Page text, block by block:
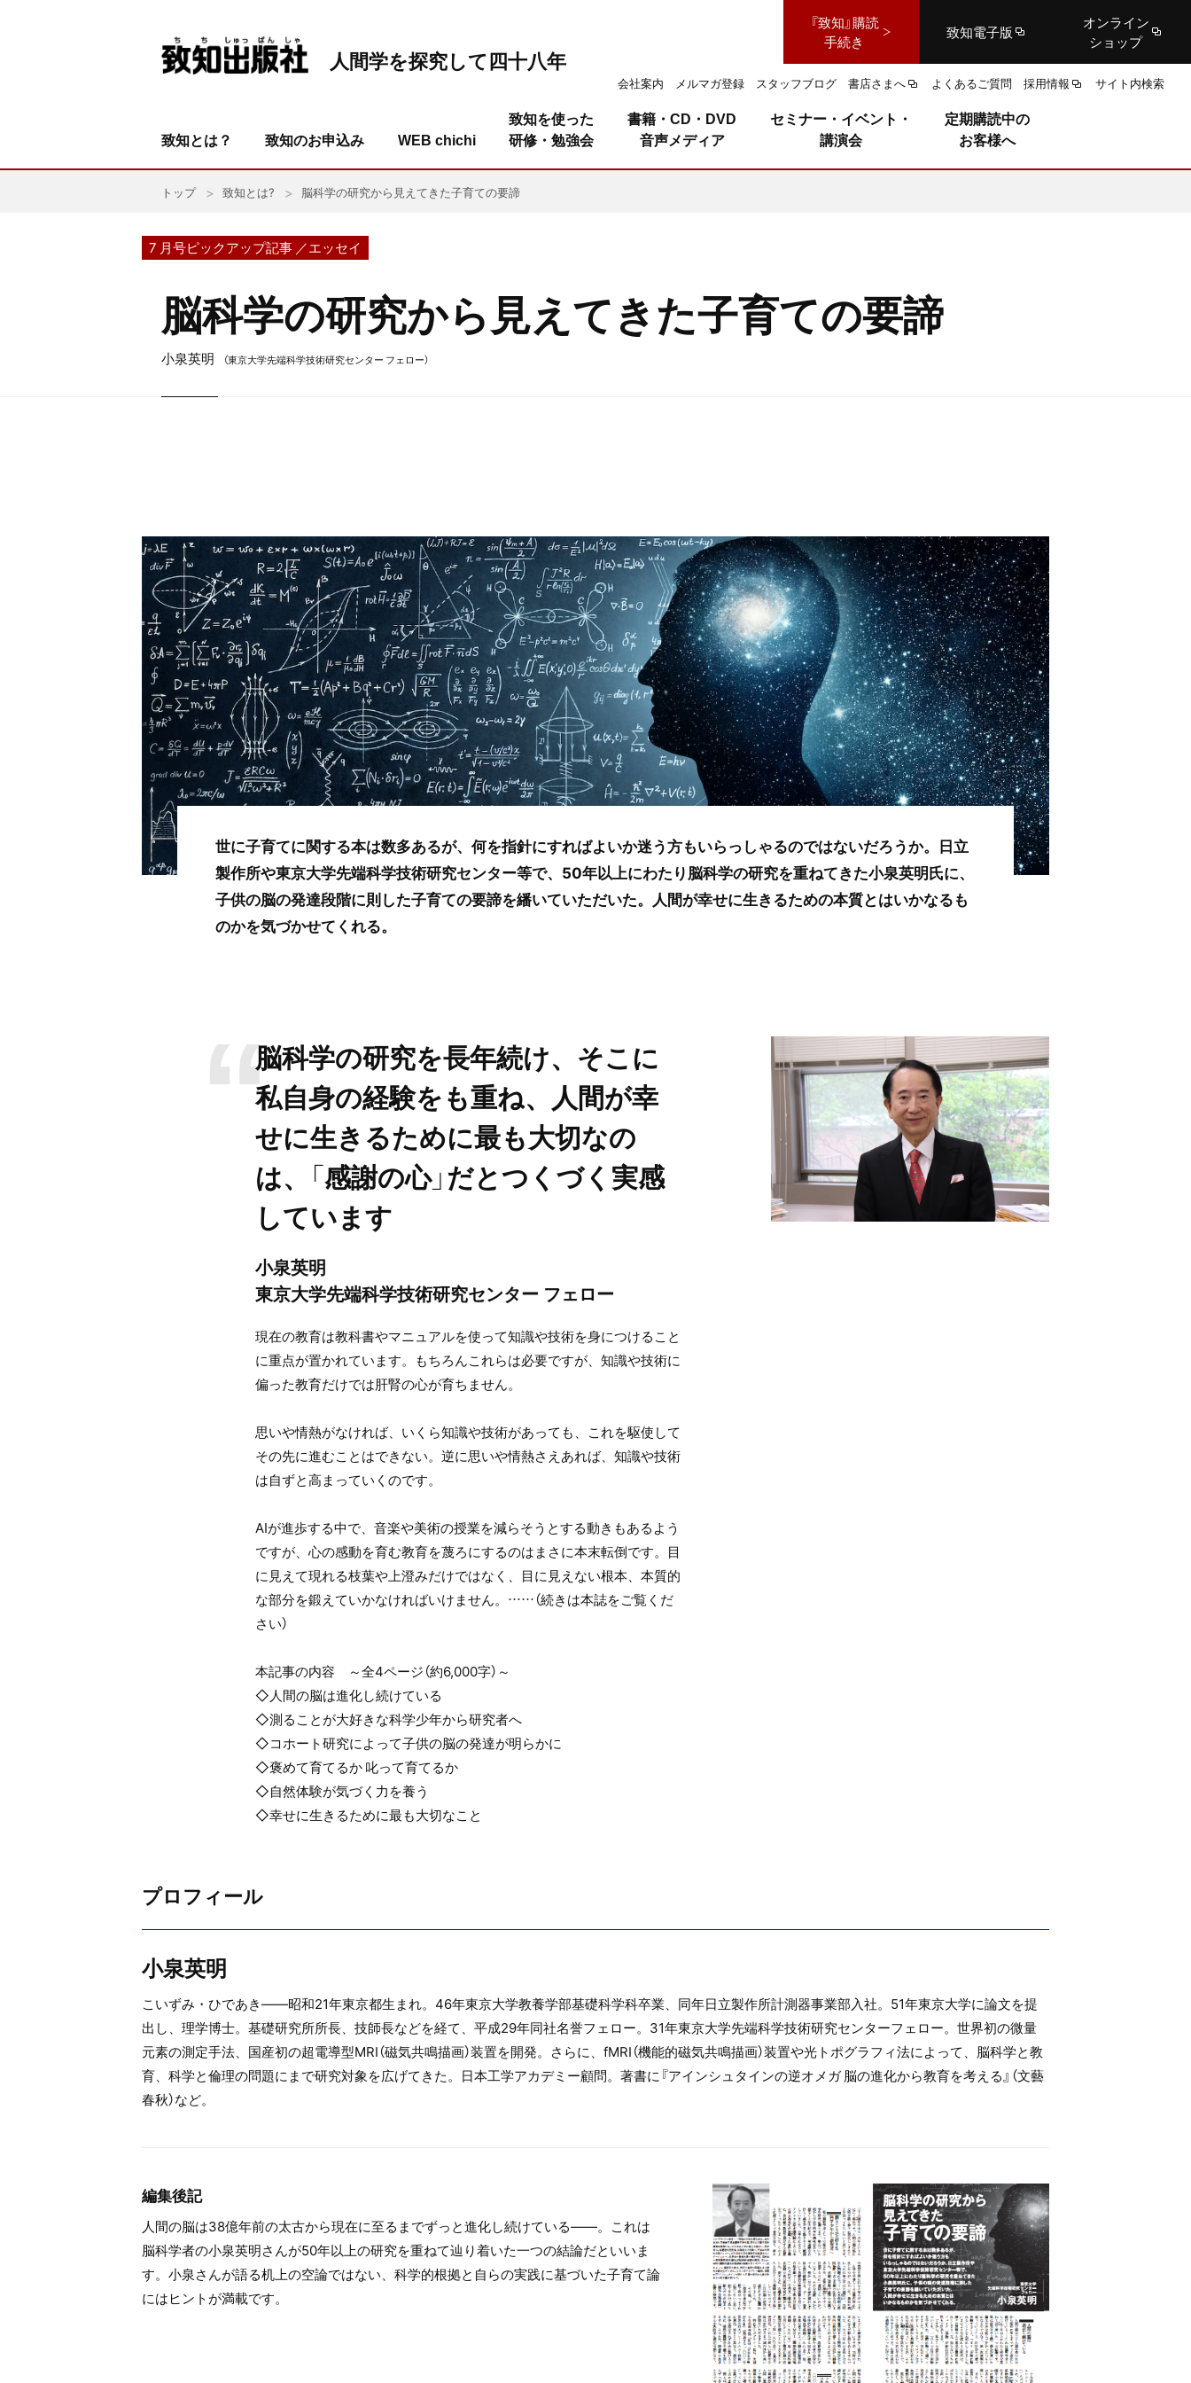
『致知』購読
手続き
致知電子版
オンライン
ショップ
会社案内 メルマガ登録 スタッフブログ 書店さまへ よくあるご質問 採用情報 サイト内検索
人間学を探究して四十八年
致知とは？ 致知のお申込み WEB chichi
致知を使った
研修・勉強会
書籍・CD・DVD
音声メディア
セミナー・イベント・
講演会
定期購読中の
お客様へ
トップ 致知とは? 脳科学の研究から見えてきた子育ての要諦
7 月号ピックアップ記事 ／エッセイ
脳科学の研究から見えてきた子育ての要諦
小泉英明 （東京大学先端科学技術研究センター フェロー）
世に子育てに関する本は数多あるが、何を指針にすればよいか迷う方もいらっしゃるのではないだろうか。日立
製作所や東京大学先端科学技術研究センター等で、50年以上にわたり脳科学の研究を重ねてきた小泉英明氏に、
子供の脳の発達段階に則した子育ての要諦を繙いていただいた。人間が幸せに生きるための本質とはいかなるも
のかを気づかせてくれる。
脳科学の研究を長年続け、そこに
私自身の経験をも重ね、人間が幸
せに生きるために最も大切なの
は、「感謝の心」だとつくづく実感
しています
小泉英明
東京大学先端科学技術研究センター フェロー
現在の教育は教科書やマニュアルを使って知識や技術を身につけること
に重点が置かれています。もちろんこれらは必要ですが、知識や技術に
偏った教育だけでは肝腎の心が育ちません。
思いや情熱がなければ、いくら知識や技術があっても、これを駆使して
その先に進むことはできない。逆に思いや情熱さえあれば、知識や技術
は自ずと高まっていくのです。
AIが進歩する中で、音楽や美術の授業を減らそうとする動きもあるよう
ですが、心の感動を育む教育を蔑ろにするのはまさに本末転倒です。目
に見えて現れる枝葉や上澄みだけではなく、目に見えない根本、本質的
な部分を鍛えていかなければいけません。……（続きは本誌をご覧くだ
さい）
本記事の内容 ～全4ページ（約6,000字）～
◇人間の脳は進化し続けている
◇測ることが大好きな科学少年から研究者へ
◇コホート研究によって子供の脳の発達が明らかに
◇褒めて育てるか 叱って育てるか
◇自然体験が気づく力を養う
◇幸せに生きるために最も大切なこと
プロフィール
小泉英明
こいずみ・ひであき――昭和21年東京都生まれ。46年東京大学教養学部基礎科学科卒業、同年日立製作所計測器事業部入社。51年東京大学に論文を提
出し、理学博士。基礎研究所所長、技師長などを経て、平成29年同社名誉フェロー。31年東京大学先端科学技術研究センターフェロー。世界初の微量
元素の測定手法、国産初の超電導型MRI（磁気共鳴描画）装置を開発。さらに、fMRI（機能的磁気共鳴描画）装置や光トポグラフィ法によって、脳科学と教
育、科学と倫理の問題にまで研究対象を広げてきた。日本工学アカデミー顧問。著書に『アインシュタインの逆オメガ 脳の進化から教育を考える』（文藝
春秋）など。
編集後記
人間の脳は38億年前の太古から現在に至るまでずっと進化し続けている――。これは
脳科学者の小泉英明さんが50年以上の研究を重ねて辿り着いた一つの結論だといいま
す。小泉さんが語る机上の空論ではない、科学的根拠と自らの実践に基づいた子育て論
にはヒントが満載です。